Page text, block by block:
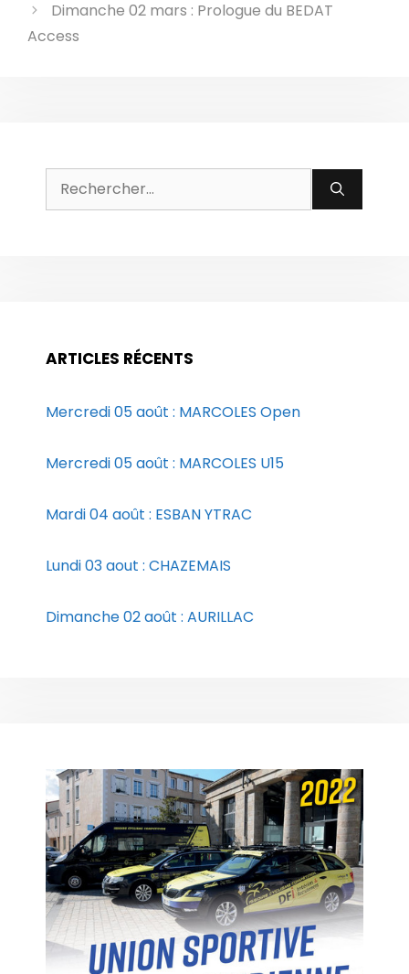
Dimanche 02 mars : Prologue du BEDAT
Access
Rechercher :
ARTICLES RÉCENTS
Mercredi 05 août : MARCOLES Open
Mercredi 05 août : MARCOLES U15
Mardi 04 août : ESBAN YTRAC
Lundi 03 aout : CHAZEMAIS
Dimanche 02 août : AURILLAC